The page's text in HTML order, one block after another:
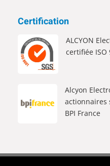
Certification
ALCYON
certifiée ISO
Alcyon
actionnaires
BPI France